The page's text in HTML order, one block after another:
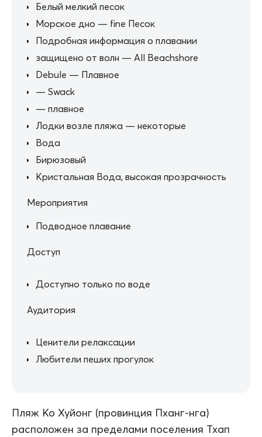
Белый мелкий песок
Морское дно — fine Песок
Подробная информация о плавании
защищено от волн — All Beachshore
Debule — Плавное
— Swack
— плавное
Лодки возле пляжа — некоторые
Вода
Бирюзовый
Кристальная Вода, высокая прозрачность
Мероприятия
Подводное плавание
Доступ
Доступно только по воде
Аудитория
Ценители релаксации
Любители пеших прогулок
Пляж Ко Хуйонг (провинция Пханг-нга)
расположен за пределами поселения Тхап